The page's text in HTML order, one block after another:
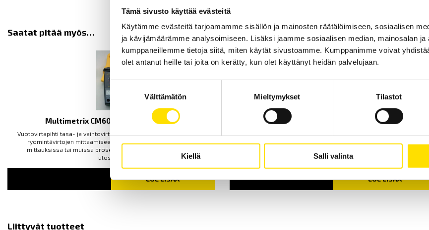
Tämä sivusto käyttää evästeitä
Käytämme evästeitä tarjoamamme sisällön ja mainosten räätälöimiseen, sosiaalisen
ja kävijämäärämme analysoimiseen. Lisäksi jaamme sosiaalisen median, mainosalan ja
kumppaneillemme tietoja siitä, miten käytät sivustoamme. Kumppanimme voivat
olet antanut heille tai joita on kerätty, kun olet käyttänyt heidän palvelujaan.
Suostumuksen
valinta
Välttämätön Mieltymykset Tilastot
Kiellä Salli valinta
Saatat pitää myös…
Multimetrix CM605 virtapihti AC / DC
Vuotovirtapihti tasa- ja vaihtovirtamittauksiin. Erinomainen työkalu
ryömintävirtojen mittaamiseen ajoneuvoille suoritettavissa
mittauksissa tai muissa prosessisovelluksissa. Analoginen
ulostulo.
LUE LISÄÄ
500 μA asti.
LUE LISÄÄ
Liittyvät tuotteet